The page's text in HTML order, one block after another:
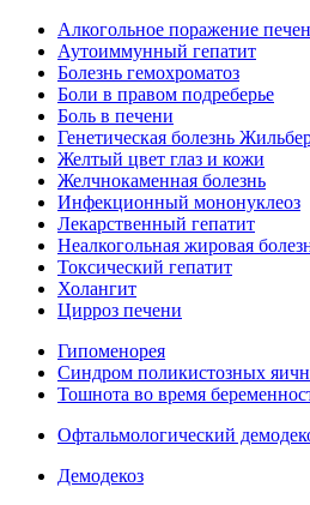
Алкогольное поражение
Аутоиммунный гепатит
Болезнь гемохроматоз
Боли в правом подреберье
Боль в печени
Генетическая болезнь
Желтый цвет глаз и кожи
Желчнокаменная болезнь
Инфекционный мононуклеоз
Лекарственный гепатит
Неалкогольная жировая
Токсический гепатит
Холангит
Цирроз печени
Гипоменорея
Синдром поликистозных
Тошнота во время
Офтальмологический
Демодекоз